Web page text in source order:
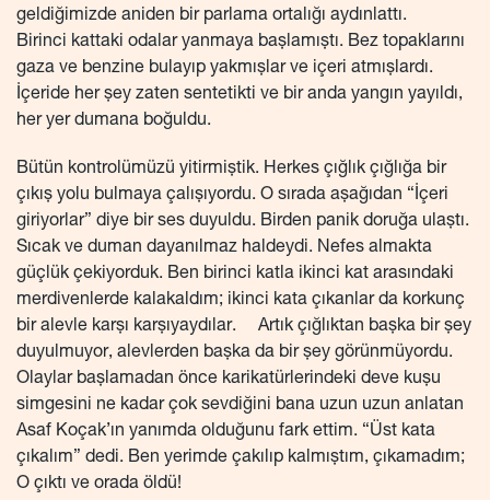
geldiğimizde aniden bir parlama ortalığı aydınlattı.
Birinci kattaki odalar yanmaya başlamıştı. Bez topaklarını
gaza ve benzine bulayıp yakmışlar ve içeri atmışlardı.
İçeride her şey zaten sentetikti ve bir anda yangın yayıldı,
her yer dumana boğuldu.
Bütün kontrolümüzü yitirmiştik. Herkes çığlık çığlığa bir
çıkış yolu bulmaya çalışıyordu. O sırada aşağıdan “İçeri
giriyorlar” diye bir ses duyuldu. Birden panik doruğa ulaştı.
Sıcak ve duman dayanılmaz haldeydi. Nefes almakta
güçlük çekiyorduk. Ben birinci katla ikinci kat arasındaki
merdivenlerde kalakaldım; ikinci kata çıkanlar da korkunç
bir alevle karşı karşıyaydılar. Artık çığlıktan başka bir şey
duyulmuyor, alevlerden başka da bir şey görünmüyordu.
Olaylar başlamadan önce karikatürlerindeki deve kuşu
simgesini ne kadar çok sevdiğini bana uzun uzun anlatan
Asaf Koçak’ın yanımda olduğunu fark ettim. “Üst kata
çıkalım” dedi. Ben yerimde çakılıp kalmıştım, çıkamadım;
O çıktı ve orada öldü!